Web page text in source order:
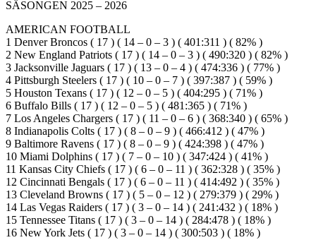
SÄSONGEN 2025 – 2026
AMERICAN FOOTBALL
1 Denver Broncos ( 17 ) ( 14 – 0 – 3 ) ( 401:311 ) ( 82% )
2 New England Patriots ( 17 ) ( 14 – 0 – 3 ) ( 490:320 ) ( 82% )
3 Jacksonville Jaguars ( 17 ) ( 13 – 0 – 4 ) ( 474:336 ) ( 77% )
4 Pittsburgh Steelers ( 17 ) ( 10 – 0 – 7 ) ( 397:387 ) ( 59% )
5 Houston Texans ( 17 ) ( 12 – 0 – 5 ) ( 404:295 ) ( 71% )
6 Buffalo Bills ( 17 ) ( 12 – 0 – 5 ) ( 481:365 ) ( 71% )
7 Los Angeles Chargers ( 17 ) ( 11 – 0 – 6 ) ( 368:340 ) ( 65% )
8 Indianapolis Colts ( 17 ) ( 8 – 0 – 9 ) ( 466:412 ) ( 47% )
9 Baltimore Ravens ( 17 ) ( 8 – 0 – 9 ) ( 424:398 ) ( 47% )
10 Miami Dolphins ( 17 ) ( 7 – 0 – 10 ) ( 347:424 ) ( 41% )
11 Kansas City Chiefs ( 17 ) ( 6 – 0 – 11 ) ( 362:328 ) ( 35% )
12 Cincinnati Bengals ( 17 ) ( 6 – 0 – 11 ) ( 414:492 ) ( 35% )
13 Cleveland Browns ( 17 ) ( 5 – 0 – 12 ) ( 279:379 ) ( 29% )
14 Las Vegas Raiders ( 17 ) ( 3 – 0 – 14 ) ( 241:432 ) ( 18% )
15 Tennessee Titans ( 17 ) ( 3 – 0 – 14 ) ( 284:478 ) ( 18% )
16 New York Jets ( 17 ) ( 3 – 0 – 14 ) ( 300:503 ) ( 18% )